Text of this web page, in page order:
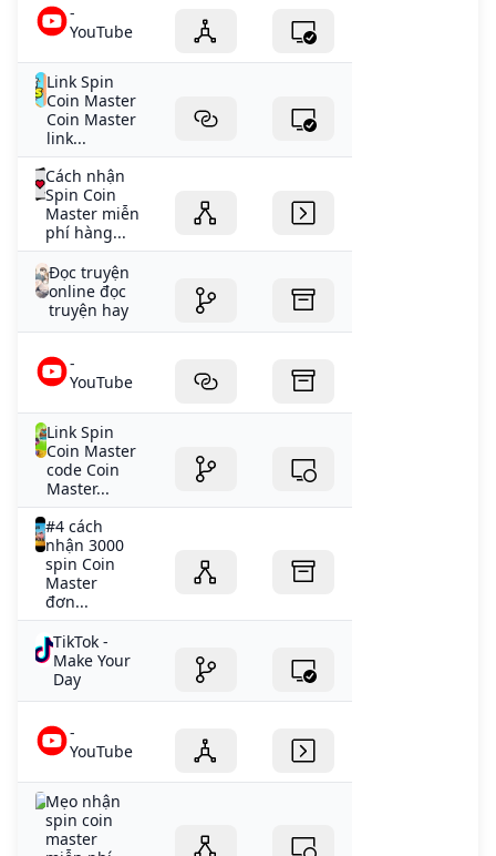
-
YouTube
Link Spin
Coin Master
Coin Master
link...
Cách nhận
Spin Coin
Master miễn
phí hàng...
Đọc truyện
online đọc
truyện hay
-
YouTube
Link Spin
Coin Master
code Coin
Master...
#4 cách
nhận 3000
spin Coin
Master
đơn...
TikTok -
Make Your
Day
-
YouTube
Mẹo nhận
spin coin
master